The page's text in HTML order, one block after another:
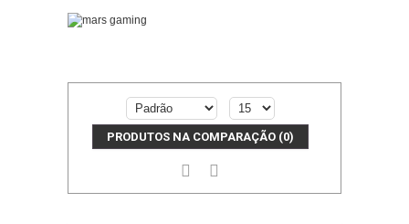
PRODUTOS NA COMPARAÇÃO (0)